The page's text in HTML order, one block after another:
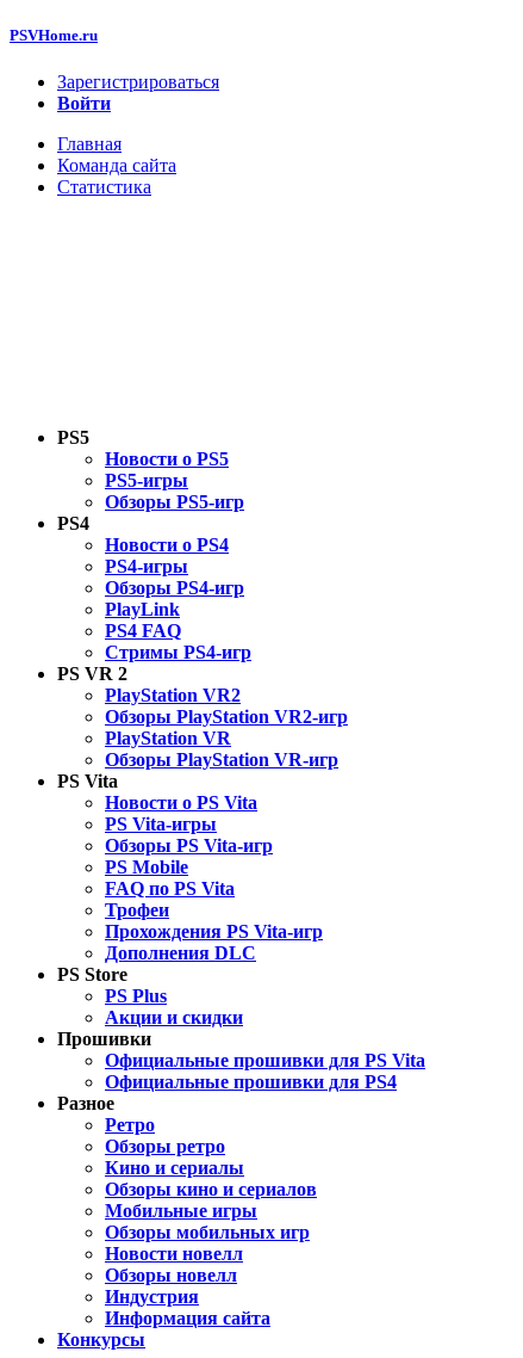
PSVHome.ru
Зарегистрироваться
Войти
Главная
Команда сайта
Статистика
PS5
Новости о PS5
PS5-игры
Обзоры PS5-игр
PS4
Новости о PS4
PS4-игры
Обзоры PS4-игр
PlayLink
PS4 FAQ
Стримы PS4-игр
PS VR 2
PlayStation VR2
Обзоры PlayStation VR2-игр
PlayStation VR
Обзоры PlayStation VR-игр
PS Vita
Новости о PS Vita
PS Vita-игры
Обзоры PS Vita-игр
PS Mobile
FAQ по PS Vita
Трофеи
Прохождения PS Vita-игр
Дополнения DLC
PS Store
PS Plus
Акции и скидки
Прошивки
Официальные прошивки для PS Vita
Официальные прошивки для PS4
Разное
Ретро
Обзоры ретро
Кино и сериалы
Обзоры кино и сериалов
Мобильные игры
Обзоры мобильных игр
Новости новелл
Обзоры новелл
Индустрия
Информация сайта
Конкурсы